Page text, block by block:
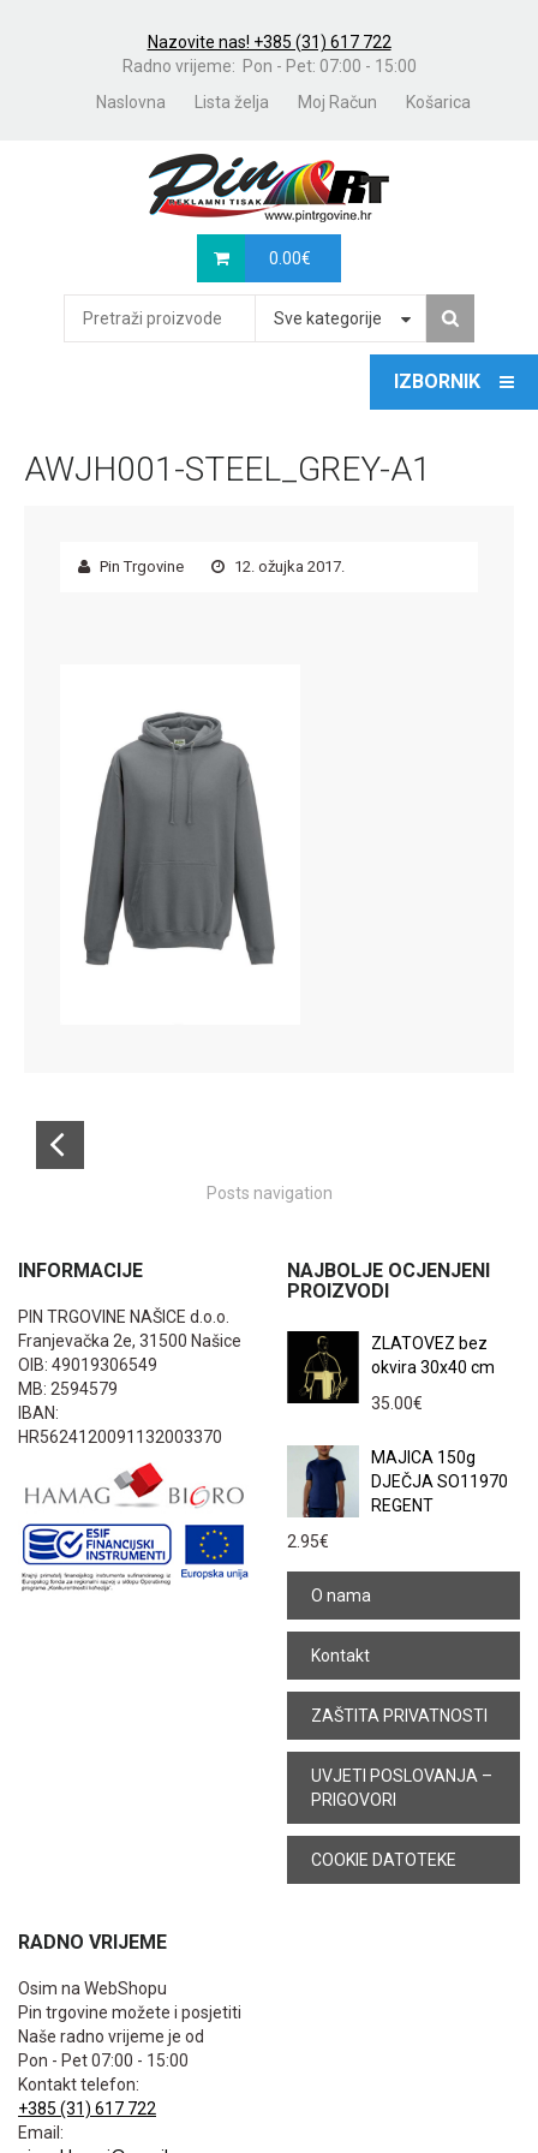
Nazovite nas! +385 (31) 617 722
Radno vrijeme: Pon - Pet: 07:00 - 15:00
Naslovna
Lista želja Moj Račun Košarica
0.00€
Sve kategorije
AWJH001-STEEL_GREY-A1
Pin Trgovine 12. ožujka 2017.
Posts navigation
INFORMACIJE
PIN TRGOVINE NAŠICE d.o.o.
Franjevačka 2e, 31500 Našice
OIB: 49019306549
MB: 2594579
IBAN:
HR5624120091132003370
NAJBOLJE OCJENJENI
PROIZVODI
ZLATOVEZ bez
okvira 30x40 cm
35.00€
MAJICA 150g
DJEČJA SO11970
REGENT
2.95€
O nama
Kontakt
ZAŠTITA PRIVATNOSTI
UVJETI POSLOVANJA –
PRIGOVORI
COOKIE DATOTEKE
RADNO VRIJEME
Osim na WebShopu
Pin trgovine možete i posjetiti
Naše radno vrijeme je od
Pon - Pet 07:00 - 15:00
Kontakt telefon:
+385 (31) 617 722
Email: